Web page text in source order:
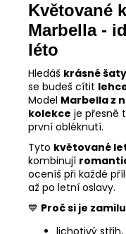
Květované
Marbella -
léto
Hledáš krásné
se budeš cítit
Model Marbella z
kolekce je přesně
první obléknutí.
Tyto květované
kombinují
oceníš při každé
až po letní oslavy.
💙 Proč si je